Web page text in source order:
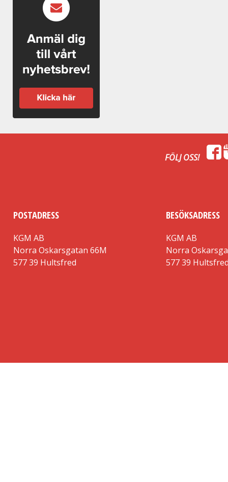
FÖLJ OSS!
POSTADRESS
KGM AB
Norra Oskarsgatan 66M
577 39 Hultsfred
BESÖKSADRESS
KGM AB
Norra
577 39